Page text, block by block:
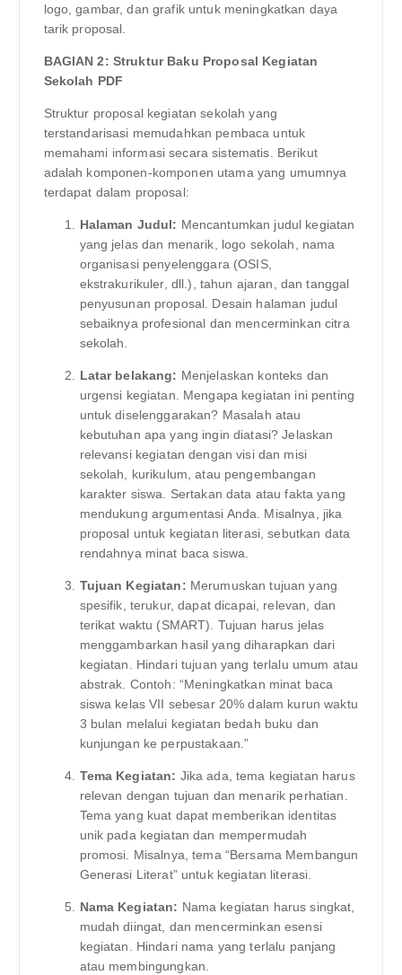
logo, gambar, dan grafik untuk meningkatkan daya
tarik proposal.
BAGIAN 2: Struktur Baku Proposal Kegiatan
Sekolah PDF
Struktur proposal kegiatan sekolah yang
terstandarisasi memudahkan pembaca untuk
memahami informasi secara sistematis. Berikut
adalah komponen-komponen utama yang umumnya
terdapat dalam proposal:
Halaman Judul: Mencantumkan judul kegiatan
yang jelas dan menarik, logo sekolah, nama
organisasi penyelenggara (OSIS,
ekstrakurikuler, dll.), tahun ajaran, dan tanggal
penyusunan proposal. Desain halaman judul
sebaiknya profesional dan mencerminkan citra
sekolah.
Latar belakang: Menjelaskan konteks dan
urgensi kegiatan. Mengapa kegiatan ini penting
untuk diselenggarakan? Masalah atau
kebutuhan apa yang ingin diatasi? Jelaskan
relevansi kegiatan dengan visi dan misi
sekolah, kurikulum, atau pengembangan
karakter siswa. Sertakan data atau fakta yang
mendukung argumentasi Anda. Misalnya, jika
proposal untuk kegiatan literasi, sebutkan data
rendahnya minat baca siswa.
Tujuan Kegiatan: Merumuskan tujuan yang
spesifik, terukur, dapat dicapai, relevan, dan
terikat waktu (SMART). Tujuan harus jelas
menggambarkan hasil yang diharapkan dari
kegiatan. Hindari tujuan yang terlalu umum atau
abstrak. Contoh: “Meningkatkan minat baca
siswa kelas VII sebesar 20% dalam kurun waktu
3 bulan melalui kegiatan bedah buku dan
kunjungan ke perpustakaan.”
Tema Kegiatan: Jika ada, tema kegiatan harus
relevan dengan tujuan dan menarik perhatian.
Tema yang kuat dapat memberikan identitas
unik pada kegiatan dan mempermudah
promosi. Misalnya, tema “Bersama Membangun
Generasi Literat” untuk kegiatan literasi.
Nama Kegiatan: Nama kegiatan harus singkat,
mudah diingat, dan mencerminkan esensi
kegiatan. Hindari nama yang terlalu panjang
atau membingungkan.